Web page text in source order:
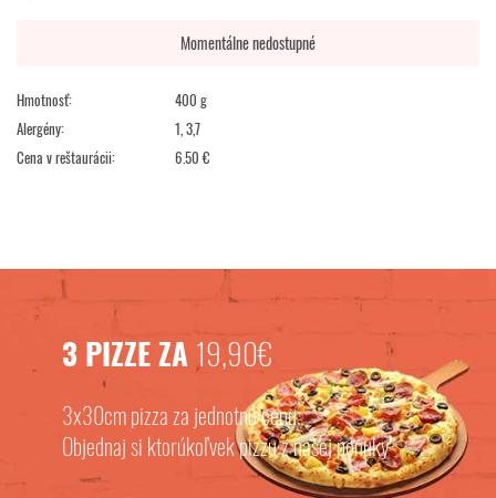
Momentálne nedostupné
Hmotnosť:
400 g
Alergény:
1, 3,7
Cena v reštaurácii:
6.50 €
3 PIZZE ZA 19,90€
3x30cm pizza za jednotnú cenu.
Objednaj si ktorúkoľvek pizzu z našej ponuky